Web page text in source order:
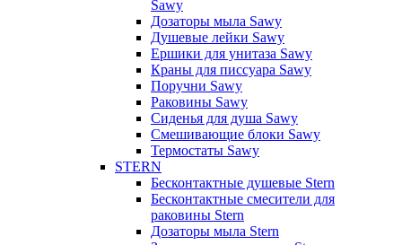
Sawy
Дозаторы мыла Sawy
Душевые лейки Sawy
Ершики для унитаза Sawy
Краны для писсуара Sawy
Поручни Sawy
Раковины Sawy
Сиденья для душа Sawy
Смешивающие блоки Sawy
Термостаты Sawy
STERN
Бесконтактные душевые Stern
Бесконтактные смесители для
раковины Stern
Дозаторы мыла Stern